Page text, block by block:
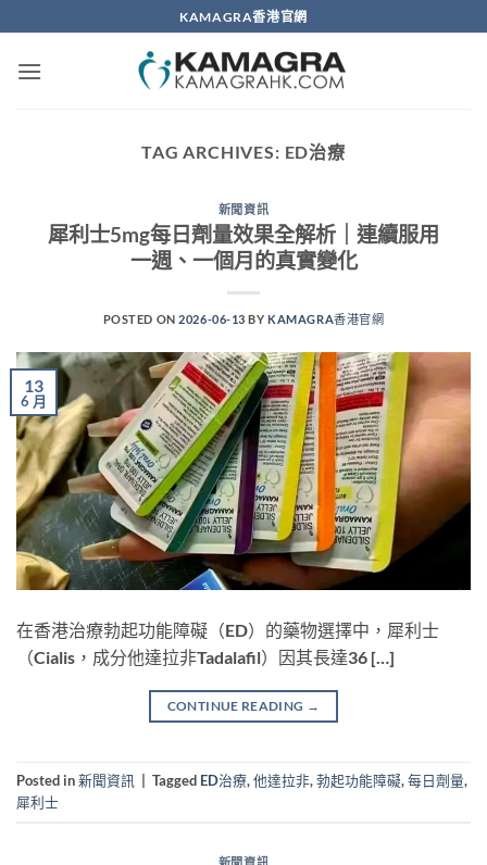
to
content
KAMAGRA香港官網
TAG ARCHIVES: ED治療
新聞資訊
犀利士5mg每日劑量效果全解析｜連續服用
一週、一個月的真實變化
POSTED ON2026-06-13 BYKAMAGRA香港官網
13
6 月
在香港治療勃起功能障礙（ED）的藥物選擇中，犀利士
（Cialis，成分他達拉非Tadalafil）因其長達36 […]
CONTINUE READING →
Posted in新聞資訊 Tagged ED治療,他達拉非,勃起功能障礙,每日劑量,
犀利士